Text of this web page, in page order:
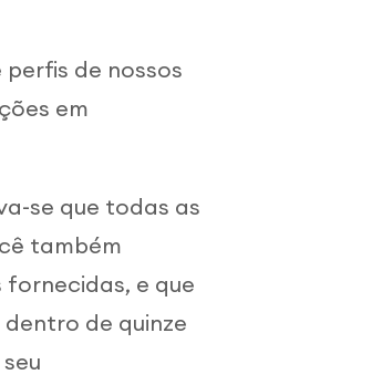
de nossos
em
se que todas as
também
e que
de quinze